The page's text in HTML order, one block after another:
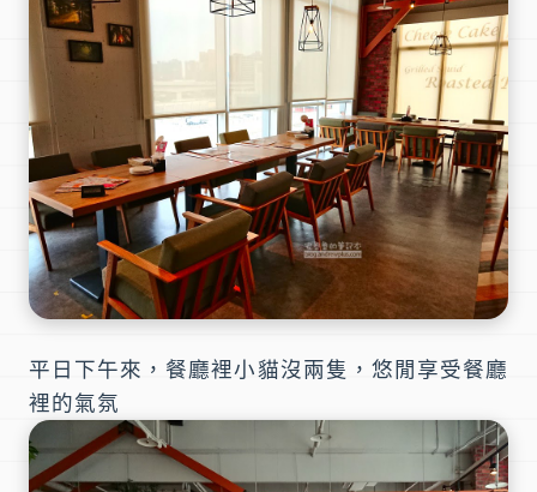
平日下午來，餐廳裡小貓沒兩隻，悠閒享受餐廳
裡的氣氛